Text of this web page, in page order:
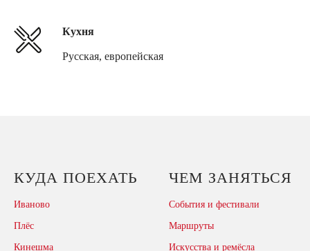
Кухня
Русская, европейская
КУДА ПОЕХАТЬ
Иваново
Плёс
Кинешма
ЧЕМ ЗАНЯТЬСЯ
События и фестивали
Маршруты
Искусства и ремёсла